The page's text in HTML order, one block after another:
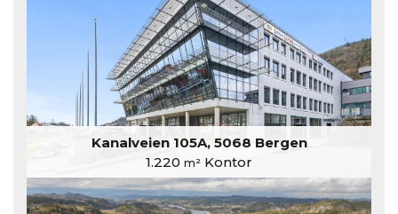
Kanalveien 105A, 5068 Bergen
1.220 m² Kontor